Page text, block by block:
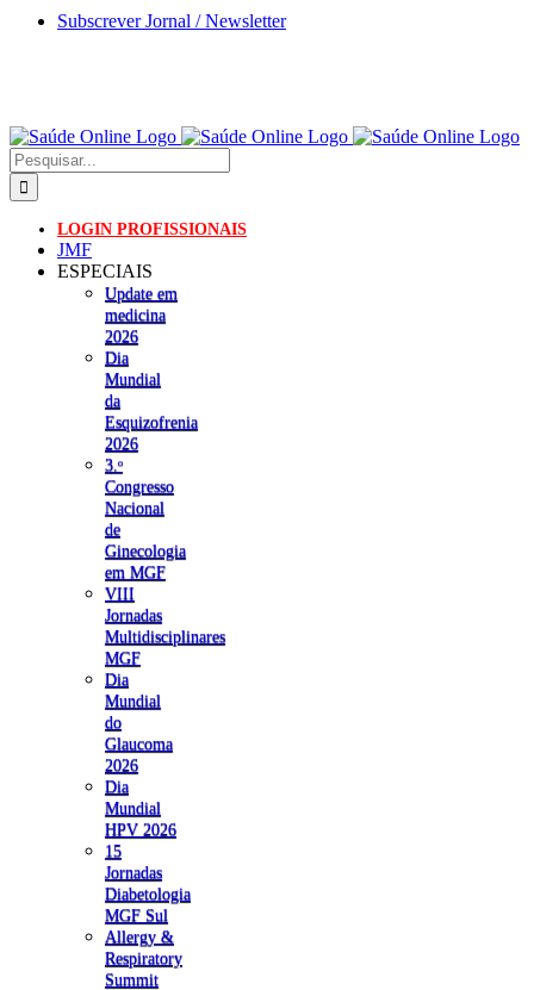
Skip
Subscrever Jornal / Newsletter
Pesquisar
LOGIN PROFISSIONAIS
JMF
ESPECIAIS
Update em
medicina
2026
Dia
Mundial
da
Esquizofrenia
2026
3.ᵒ
Congresso
Nacional
de
Ginecologia
em MGF
VIII
Jornadas
Multidisciplinares
MGF
Dia
Mundial
do
Glaucoma
2026
Dia
Mundial
HPV 2026
15
Jornadas
Diabetologia
MGF Sul
Allergy &
Respiratory
Summit